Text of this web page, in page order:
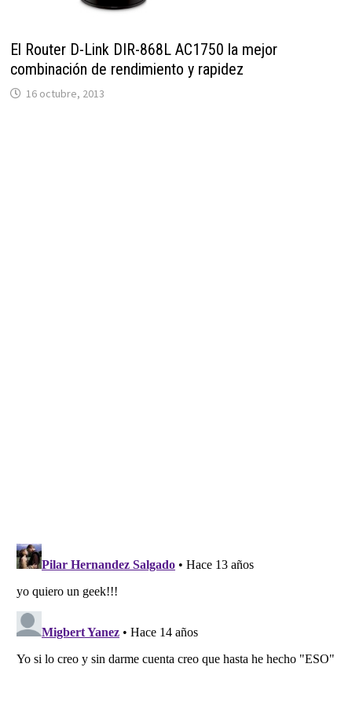
El Router D-Link DIR-868L AC1750 la mejor
combinación de rendimiento y rapidez
16 octubre, 2013